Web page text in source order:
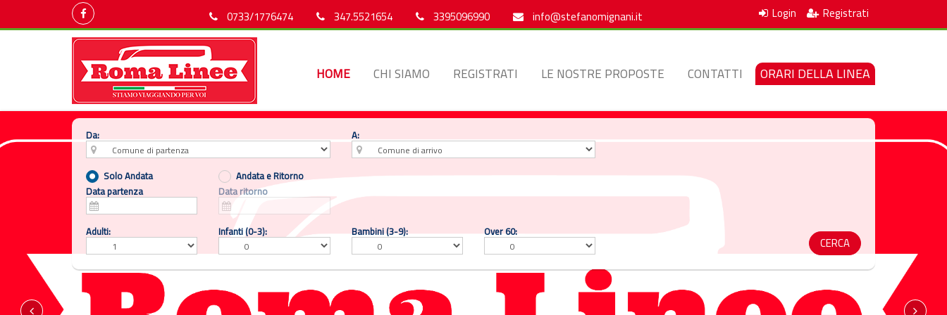
0733/1776474 347.5521654 3395096990 info@stefanomignani.it Login Registrati
HOME CHI SIAMO REGISTRATI LE NOSTRE PROPOSTE CONTATTI ORARI DELLA LINEA
Da: A:
Solo Andata
Andata e Ritorno
Data partenza
Data ritorno
Adulti: Infanti (0-3): Bambini (3-9): Over 60:
CERCA